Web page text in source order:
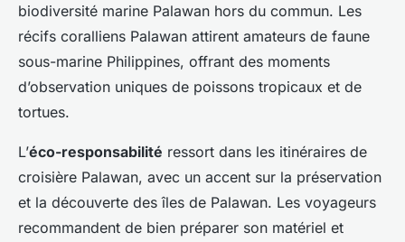
biodiversité marine Palawan hors du commun. Les
récifs coralliens Palawan attirent amateurs de faune
sous-marine Philippines, offrant des moments
d’observation uniques de poissons tropicaux et de
tortues.
L’éco-responsabilité ressort dans les itinéraires de
croisière Palawan, avec un accent sur la préservation
et la découverte des îles de Palawan. Les voyageurs
recommandent de bien préparer son matériel et